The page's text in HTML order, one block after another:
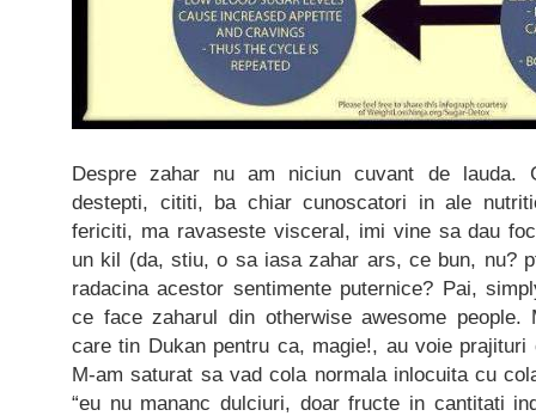
Despre zahar nu am niciun cuvant de lauda.
destepti, cititi, ba chiar cunoscatori in ale
fericiti, ma ravaseste visceral, imi vine sa dau
un kil (da, stiu, o sa iasa zahar ars, ce bun, nu?
radacina acestor sentimente puternice? Pai,
ce face zaharul din otherwise awesome
care tin Dukan pentru ca, magie!, au voie prajituri
M-am saturat sa vad cola normala inlocuita cu
“eu nu mananc dulciuri, doar fructe in cantitati